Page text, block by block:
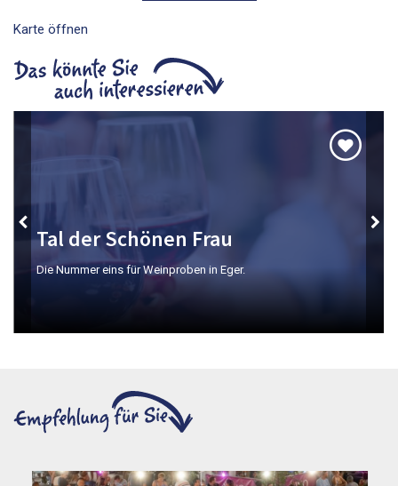
Karte öffnen
Tal der Schönen Frau
Die Nummer eins für Weinproben in Eger.